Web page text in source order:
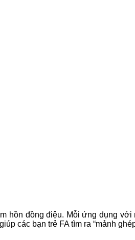
hồn đồng điệu. Mỗi ứng dụng
các bạn trẻ FA tìm ra “mảnh